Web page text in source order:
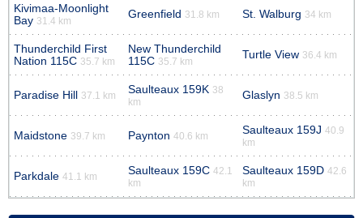
Kivimaa-Moonlight
Bay 31.4 km
Greenfield 31.8 km St. Walburg 34 km
Thunderchild First
Nation 115C 35.7 km
New Thunderchild
115C 35.7 km
Turtle View 36.4 km
Paradise Hill 37.1 km Saulteaux 159K 38
km
Glaslyn 38.5 km
Maidstone 39.7 km Paynton 40.6 km Saulteaux 159J 40.9
km
Parkdale 41.1 km Saulteaux 159C 42.1
km
Saulteaux 159D 42.6
km